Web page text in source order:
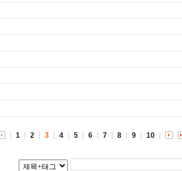
1 2 3 4 5 6 7 8 9 10